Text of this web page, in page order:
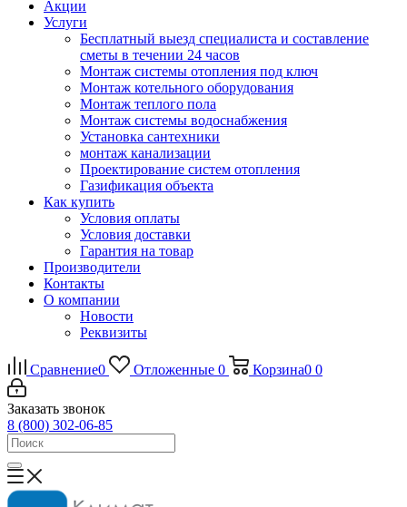
Акции
Услуги
Бесплатный выезд специалиста и составление
сметы в течении 24 часов
Монтаж системы отопления под ключ
Монтаж котельного оборудования
Монтаж теплого пола
Монтаж системы водоснабжения
Установка сантехники
монтаж канализации
Проектирование систем отопления
Газификация объекта
Как купить
Условия оплаты
Условия доставки
Гарантия на товар
Производители
Контакты
О компании
Новости
Реквизиты
Сравнение0 Отложенные 0 Корзина0 0
Заказать звонок
8 (800) 302-06-85